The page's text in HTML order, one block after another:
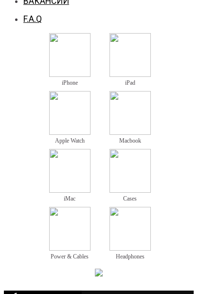
F.A.Q
iPhone iPad
Apple Watch Macbook
iMac Cases
Power & Cables Headphones